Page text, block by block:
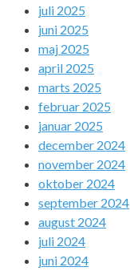
juli 2025
juni 2025
maj 2025
april 2025
marts 2025
februar 2025
januar 2025
december 2024
november 2024
oktober 2024
september 2024
august 2024
juli 2024
juni 2024